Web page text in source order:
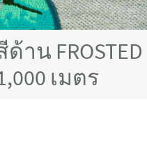
าน FROSTED
เมตร